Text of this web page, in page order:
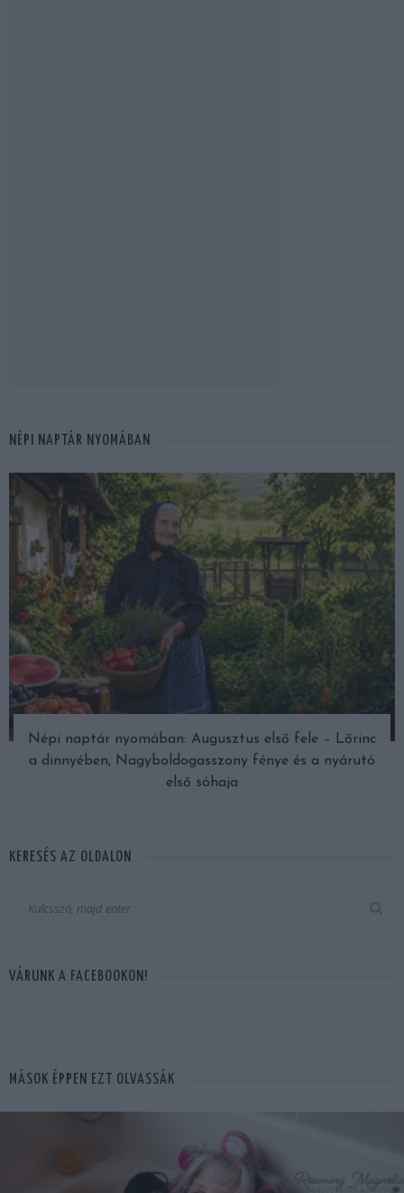
NÉPI NAPTÁR NYOMÁBAN
Népi naptár nyomában: Augusztus első fele – Lőrinc
a dinnyében, Nagyboldogasszony fénye és a nyárutó
első sóhaja
KERESÉS AZ OLDALON
VÁRUNK A FACEBOOKON!
MÁSOK ÉPPEN EZT OLVASSÁK